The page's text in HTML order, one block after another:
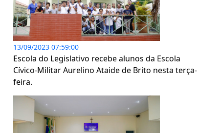
13/09/2023 07:59:00
Escola do Legislativo recebe alunos da Escola
Cívico-Militar Aurelino Ataide de Brito nesta terça-
feira.